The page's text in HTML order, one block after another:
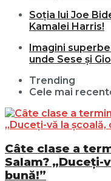
Soția lui Joe
Kamalei Harris!
Imagini
unde Sese și
Trending
Cele mai
Câte clase a
Salam? „Duceți-
bună!”